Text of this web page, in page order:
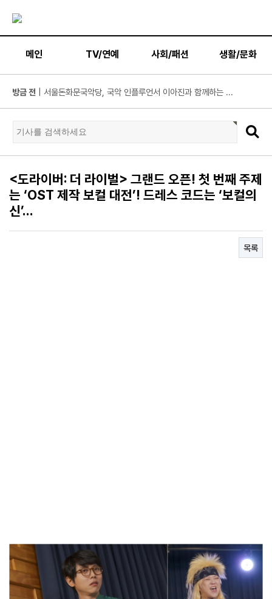
메인 TV/연예 사회/패션 생활/문화
방금 전 | 넷플릭스 '도라이버', 청룡시리즈어워즈 2관왕 쾌거! '...
방금 전| 부산국제주류박람회 8월 개최… 주류 산업 회복 이끄는 ‘...
방금 전| MBC ‘플레이리스트 109’ 차지연, 딘딘 실물에 깜짝! “어...
방금 전| 김지훈, 불륜남인데 밉지만은 않다… ‘지금 불륜’ 폭주 ...
방금 전| 서울문화재단-충주문화관광재단과 업무협약 체결
방금 전| 하루 평균 5만여 명 자원봉사 참여… 경제적 가치 1조600...
방금 전
<도라이버: 더 라이벌> 그랜드 오픈! 첫 번째 주제
는 ‘OST 제작 보컬 대전’! 드레스 코드는 ‘보컬의
신’…
목록